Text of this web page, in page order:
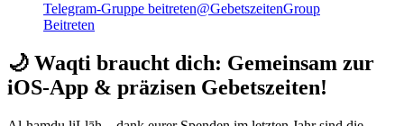
Telegram-Gruppe beitreten@GebetszeitenGroup
Beitreten
🌙 Waqti braucht dich: Gemeinsam zur
iOS-App & präzisen Gebetszeiten!